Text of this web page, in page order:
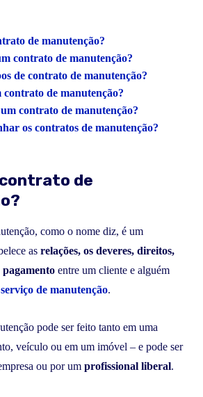
de manutenção?
contrato de manutenção?
de contrato de manutenção?
de manutenção?
contrato de manutenção?
os contratos de manutenção?
contrato de
como o nome diz, é um
as relações, os deveres, direitos,
pagamento entre um cliente e alguém
de manutenção.
pode ser feito tanto em uma
veículo ou em um imóvel – e pode ser
ou por um profissional liberal.